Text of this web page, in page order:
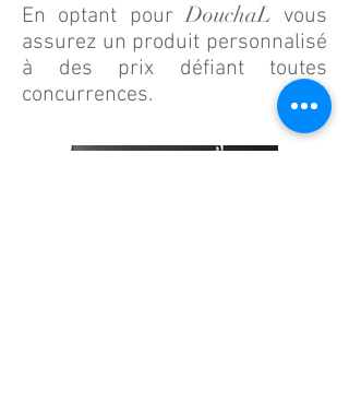
En optant pourDouchaL vous
assurez un produit personnalisé
à des prix défiant toutes
concurrences.